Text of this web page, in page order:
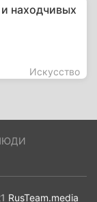
находчивых
Искусство
RusTeam.media